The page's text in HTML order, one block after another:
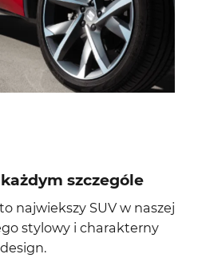
szczególe
najwiekszy SUV w naszej
stylowy i charakterny
design.